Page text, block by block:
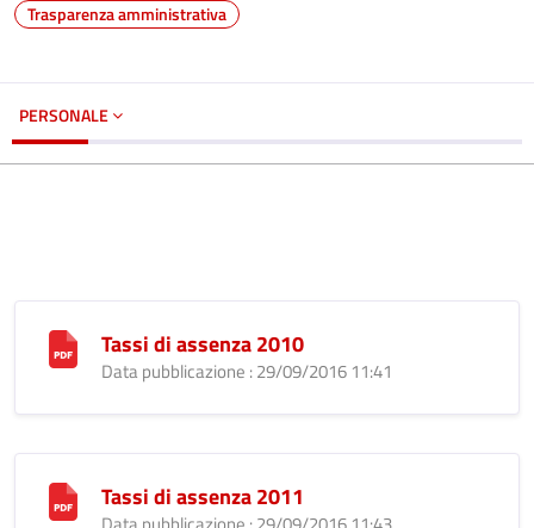
Trasparenza amministrativa
PERSONALE
Tassi di assenza 2010
Data pubblicazione : 29/09/2016 11:41
Tassi di assenza 2011